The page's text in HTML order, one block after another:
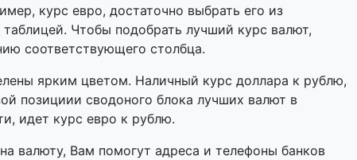
курс евро, достаточно выбрать его из
Чтобы подобрать лучший курс валют,
соответствующего столбца.
ярким цветом. Наличный курс доллара к рублю,
позициии сводоного блока лучших валют в
идет курс евро к рублю.
валюту, Вам помогут адреса и телефоны банков